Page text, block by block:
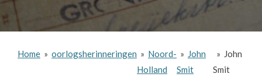
Home » oorlogsherinneringen » Noord-
Holland
» John
Smit
» John
Smit